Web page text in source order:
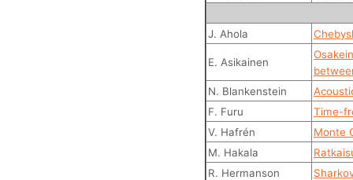
J. Ahola
E. Asikainen
N. Blankenstein
F. Furu
Time-
V. Hafrén
Monte
M. Hakala
R. Hermanson